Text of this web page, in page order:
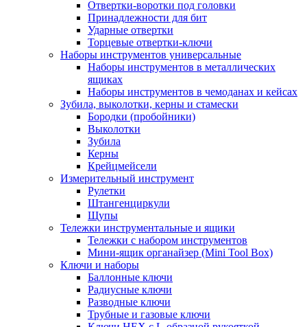
Отвертки-воротки под головки
Принадлежности для бит
Ударные отвертки
Торцевые отвертки-ключи
Наборы инструментов универсальные
Наборы инструментов в металлических
ящиках
Наборы инструментов в чемоданах и кейсах
Зубила, выколотки, керны и стамески
Бородки (пробойники)
Выколотки
Зубила
Керны
Крейцмейсели
Измерительный инструмент
Рулетки
Штангенциркули
Щупы
Тележки инструментальные и ящики
Тележки с набором инструментов
Мини-ящик органайзер (Mini Tool Box)
Ключи и наборы
Баллонные ключи
Радиусные ключи
Разводные ключи
Трубные и газовые ключи